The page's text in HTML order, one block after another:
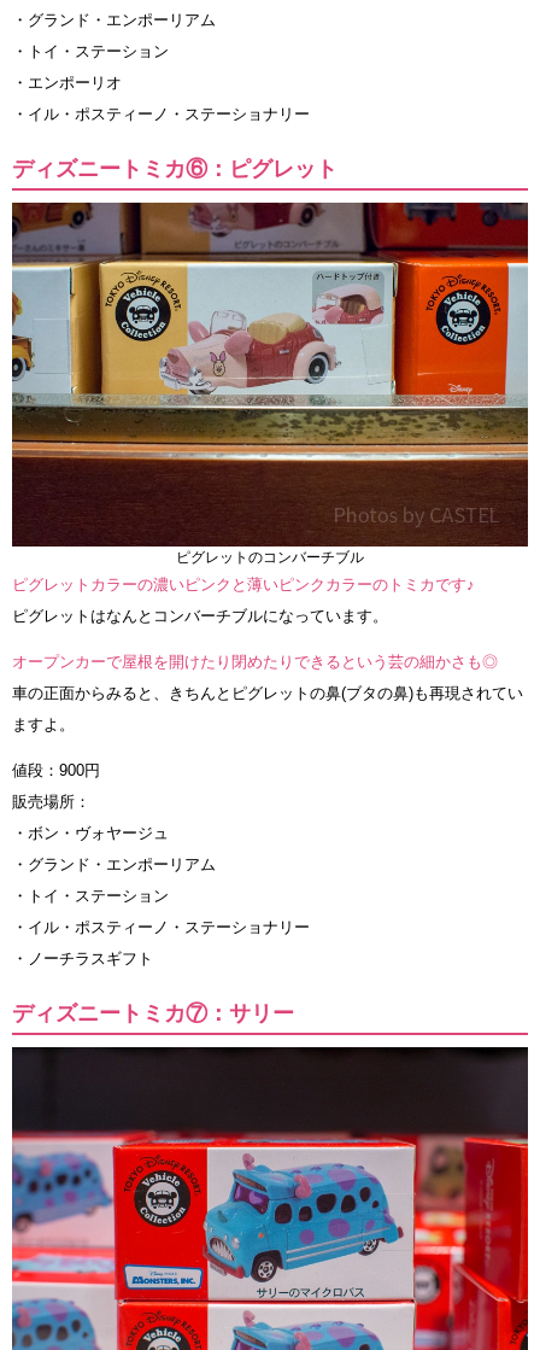
・グランド・エンポーリアム
・トイ・ステーション
・エンポーリオ
・イル・ポスティーノ・ステーショナリー
ディズニートミカ⑥：ピグレット
ピグレットのコンバーチブル
ピグレットカラーの濃いピンクと薄いピンクカラーのトミカです♪
ピグレットはなんとコンバーチブルになっています。
オープンカーで屋根を開けたり閉めたりできるという芸の細かさも◎
車の正面からみると、きちんとピグレットの鼻(ブタの鼻)も再現されてい
ますよ。
値段：900円
販売場所：
・ボン・ヴォヤージュ
・グランド・エンポーリアム
・トイ・ステーション
・イル・ポスティーノ・ステーショナリー
・ノーチラスギフト
ディズニートミカ⑦：サリー